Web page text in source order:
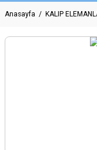
Anasayfa KALIP